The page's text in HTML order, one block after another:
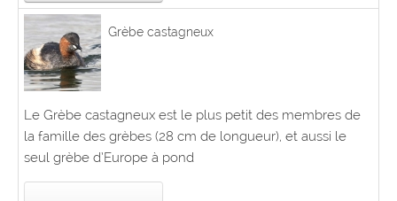
Grèbe castagneux
Le Grèbe castagneux est le plus petit des membres de
la famille des grèbes (28 cm de longueur), et aussi le
seul grèbe d’Europe à pond